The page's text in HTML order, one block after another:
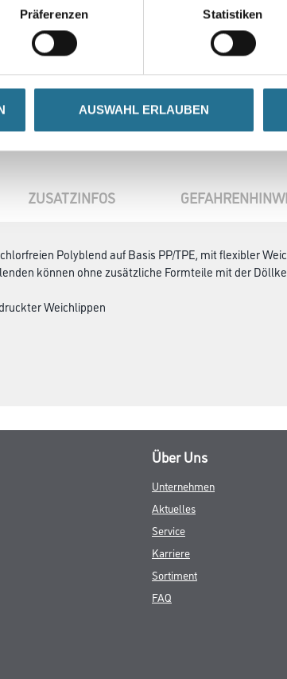
Präferenzen Statistiken
AUSWAHL ERLAUBEN
ZUSATZINFOS
Polyblend auf Basis PP/TPE, mit flexibler
können ohne zusätzliche Formteile mit der
Weichlippen
Über Uns
Unternehmen
Aktuelles
Service
Karriere
Sortiment
FAQ